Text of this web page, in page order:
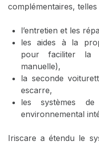
complémentaires, telles
l’entretien et les
les aides à la
pour faciliter la
manuelle),
la seconde
escarre,
les systèmes
environnemental
Iriscare a étendu le